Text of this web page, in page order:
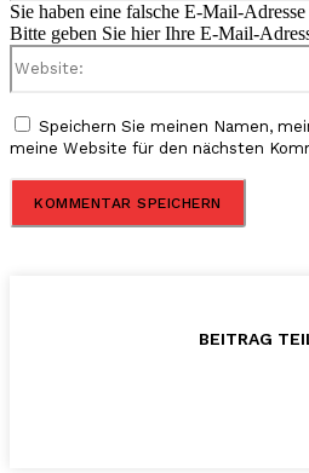
Sie haben eine falsche E-Mail-
Bitte geben Sie hier Ihre E-Mail-
Speichern Sie meinen Namen,
meine Website für den nächsten
BEITRAG